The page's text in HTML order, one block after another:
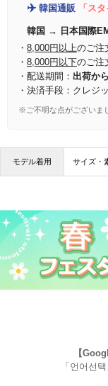
✈️ 韓国通販 「スタ
韓国 → 日本国際
・ 8,000円以上のご注
・ 8,000円以下のご注
・配送期間： 出荷か
・決済手段：クレジ
※ご不明な点がございま
モデル着用 サイズ・
【
「언어선